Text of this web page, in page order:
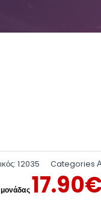
12035 Categories
17.90